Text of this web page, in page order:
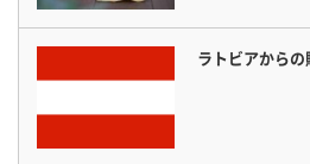
ラトビアから